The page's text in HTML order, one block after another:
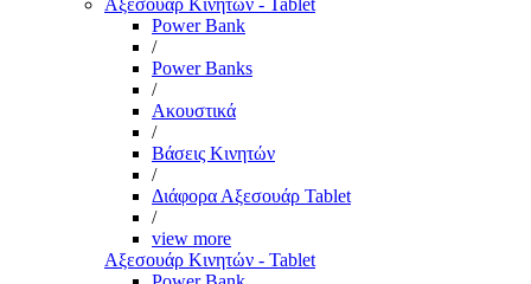
Αξεσουάρ Κινητών - Tablet
Power Bank
/
Power Banks
/
Ακουστικά
/
Βάσεις Κινητών
/
Διάφορα Αξεσουάρ Tablet
/
view more
Αξεσουάρ Κινητών - Tablet